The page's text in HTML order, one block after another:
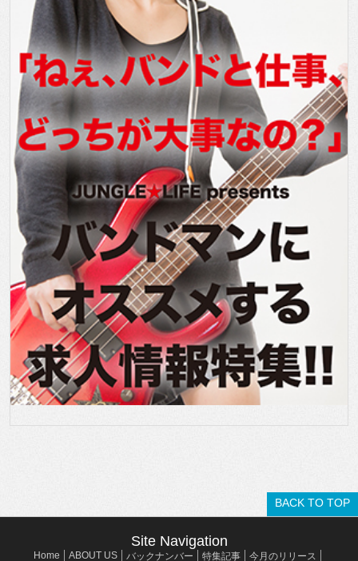
BACK TO TOP
Site Navigation
Home ABOUT US バックナンバー 特集記事 今月のリリース